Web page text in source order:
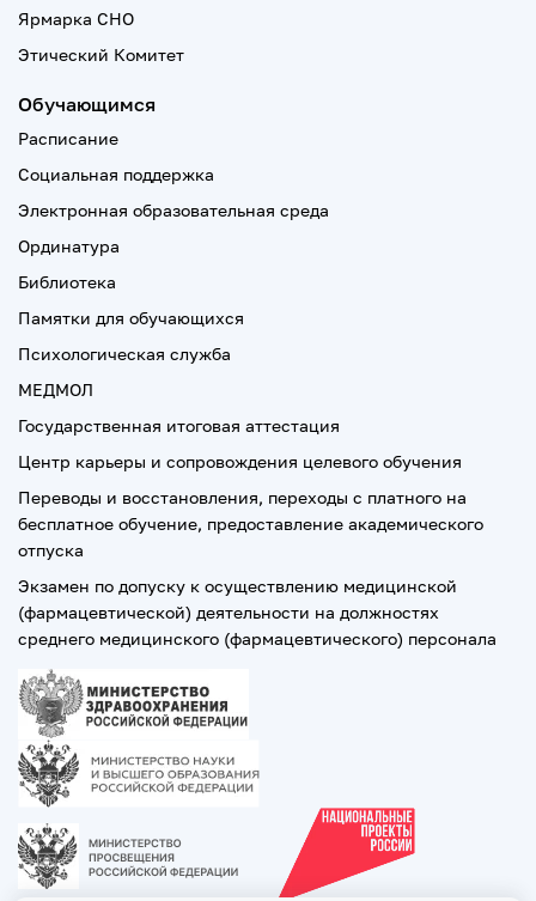
Ярмарка СНО
Этический Комитет
Обучающимся
Расписание
Социальная поддержка
Электронная образовательная среда
Ординатура
Библиотека
Памятки для обучающихся
Психологическая служба
МЕДМОЛ
Государственная итоговая аттестация
Центр карьеры и сопровождения целевого обучения
Переводы и восстановления, переходы с платного на
бесплатное обучение, предоставление академического
отпуска
Экзамен по допуску к осуществлению медицинской
(фармацевтической) деятельности на должностях
среднего медицинского (фармацевтического) персонала